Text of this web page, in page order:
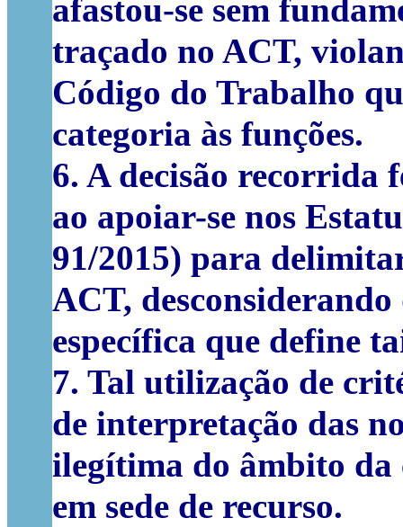
afastou-se sem
traçado no ACT,
Código do Trabalho
categoria às funções.
6. A decisão recorrida
ao apoiar-se nos
91/2015) para
ACT,
específica que define
7. Tal utilização de
de interpretação das
ilegítima do âmbito da
em sede de recurso.